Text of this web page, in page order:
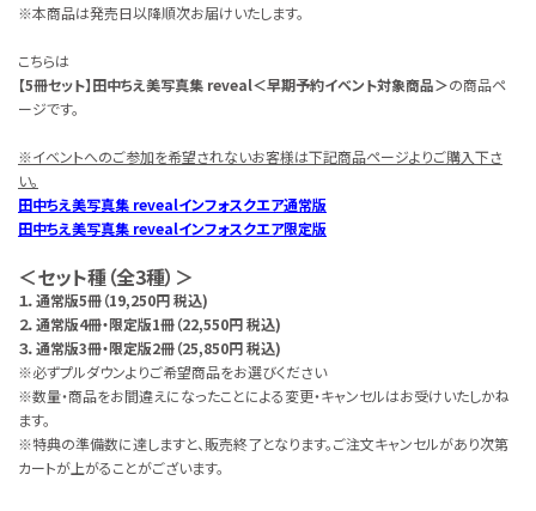
※本商品は発売日以降順次お届けいたします。
こちらは
【5冊セット】田中ちえ美写真集 reveal＜早期予約イベント対象商品＞の商品ペ
ージです。
※イベントへのご参加を希望されないお客様は下記商品ページよりご購入下さ
い。
田中ちえ美写真集 revealインフォスクエア通常版
田中ちえ美写真集 revealインフォスクエア限定版
＜セット種（全3種）＞
１．通常版5冊（19,250円 税込)
２．通常版4冊・限定版1冊（22,550円 税込)
３．通常版3冊・限定版2冊（25,850円 税込)
※必ずプルダウンよりご希望商品をお選びください
※数量・商品をお間違えになったことによる変更・キャンセルはお受けいたしかね
ます。
※特典の準備数に達しますと、販売終了となります。ご注文キャンセルがあり次第
カートが上がることがございます。